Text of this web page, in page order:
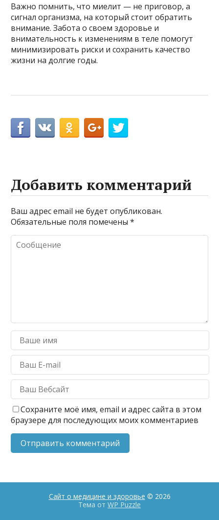
Важно помнить, что миелит — не приговор, а
сигнал организма, на который стоит обратить
внимание. Забота о своем здоровье и
внимательность к изменениям в теле помогут
минимизировать риски и сохранить качество
жизни на долгие годы.
Добавить комментарий
Ваш адрес email не будет опубликован.
Обязательные поля помечены*
Сохраните моё имя, email и адрес сайта в этом
браузере для последующих моих комментариев
Сайт о медицине и здоровье © 2026
Тема от WP Puzzle